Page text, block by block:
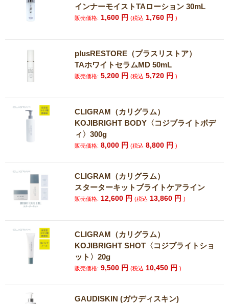
インナーモイストTAローション 30mL
販売価格: 1,600 円(税込 1,760 円)
plusRESTORE（プラスリストア）
TAホワイトセラムMD 50mL
販売価格: 5,200 円(税込 5,720 円)
CLIGRAM（カリグラム）
KOJIBRIGHT BODY〈コジブライトボデ
ィ〉300g
販売価格: 8,000 円(税込 8,800 円)
CLIGRAM（カリグラム）
スターターキットブライトケアライン
販売価格: 12,600 円(税込 13,860 円)
CLIGRAM（カリグラム）
KOJIBRIGHT SHOT〈コジブライトショ
ット〉20g
販売価格: 9,500 円(税込 10,450 円)
GAUDISKIN (ガウディスキン)